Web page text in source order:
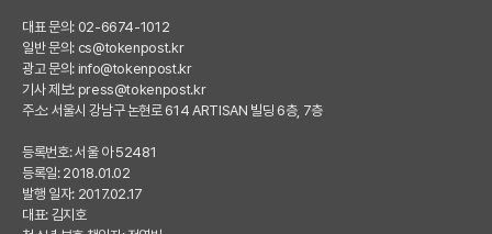
대표 문의: 02-6674-1012
일반 문의: cs@tokenpost.kr
광고 문의: info@tokenpost.kr
기사 제보: press@tokenpost.kr
주소: 서울시 강남구 논현로 614 ARTISAN 빌딩 6층, 7층
등록번호: 서울 아 52481
등록일: 2018.01.02
발행 일자: 2017.02.17
대표: 김지호